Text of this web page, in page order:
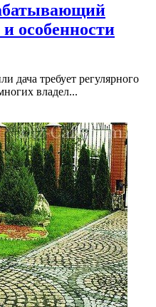
особенности
дача требует регулярного
владел...